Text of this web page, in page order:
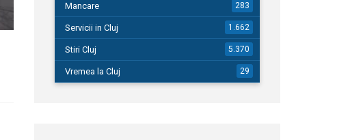
Mancare 283
Servicii in Cluj 1.662
Stiri Cluj 5.370
Vremea la Cluj 29